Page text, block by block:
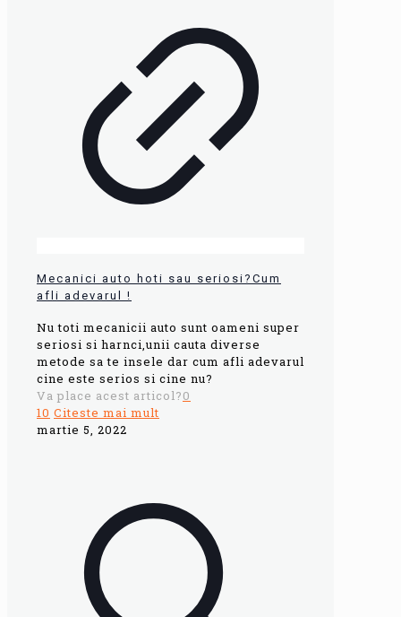
Mecanici auto hoti sau seriosi?Cum
afli adevarul !
Nu toti mecanicii auto sunt oameni super
seriosi si harnci,unii cauta diverse
metode sa te insele dar cum afli adevarul
cine este serios si cine nu?
Va place acest articol?0
10 Citeste mai mult
martie 5, 2022